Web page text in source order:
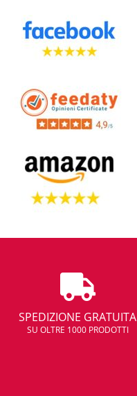
SPEDIZIONE GRATUITA
SU OLTRE 1000 PRODOTTI